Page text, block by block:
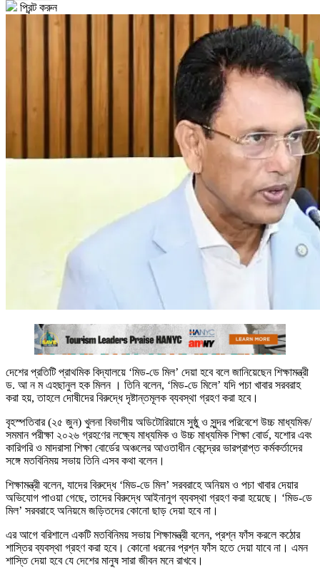
প্রিন্ট করুন
দেশের প্রতিটি প্রাথমিক বিদ্যালয়ে ‘মিড-ডে মিল’ দেয়া হবে বলে জানিয়েছেন শিক্ষামন্ত্রী
ড. আ ন ম এহছানুল হক মিলন । তিনি বলেন, ‘মিড-ডে মিলে’ যদি পচা খাবার সরবরাহ
করা হয়, তাহলে দোষীদের বিরুদ্ধে দৃষ্টান্তমূলক ব্যবস্থা গ্রহণ করা হবে।
বৃহস্পতিবার (২৫ জুন) খুলনা বিভাগীয় অডিটোরিয়ামে সুষ্ঠু ও সুন্দর পরিবেশে উচ্চ মাধ্যমিক/
সমমান পরীক্ষা ২০২৬ গ্রহণের লক্ষ্যে মাধ্যমিক ও উচ্চ মাধ্যমিক শিক্ষা বোর্ড, যশোর এবং
কারিগরি ও মাদরাসা শিক্ষা বোর্ডের অঞ্চলের আওতাধীন কেন্দ্রের ভারপ্রাপ্ত কর্মকর্তাদের
সঙ্গে মতবিনিময় সভায় তিনি এসব কথা বলেন।
শিক্ষামন্ত্রী বলেন, যাদের বিরুদ্ধে ‘মিড-ডে মিল’ সরবরাহে অনিয়ম ও পচা খাবার দেয়ার
অভিযোগ পাওয়া গেছে, তাদের বিরুদ্ধে আইনানুগ ব্যবস্থা গ্রহণ করা হয়েছে। ‘মিড-ডে
মিল’ সরবরাহে অনিয়মে জড়িতদের কোনো ছাড় দেয়া হবে না।
এর আগে বরিশালে একটি মতবিনিময় সভায় শিক্ষামন্ত্রী বলেন, প্রশ্ন ফাঁস করলে কঠোর
শাস্তির ব্যবস্থা গ্রহণ করা হবে। কোনো ধরনের প্রশ্ন ফাঁস হতে দেয়া যাবে না। এমন
শাস্তি দেয়া হবে যে দেশের মানুষ সারা জীবন মনে রাখবে।